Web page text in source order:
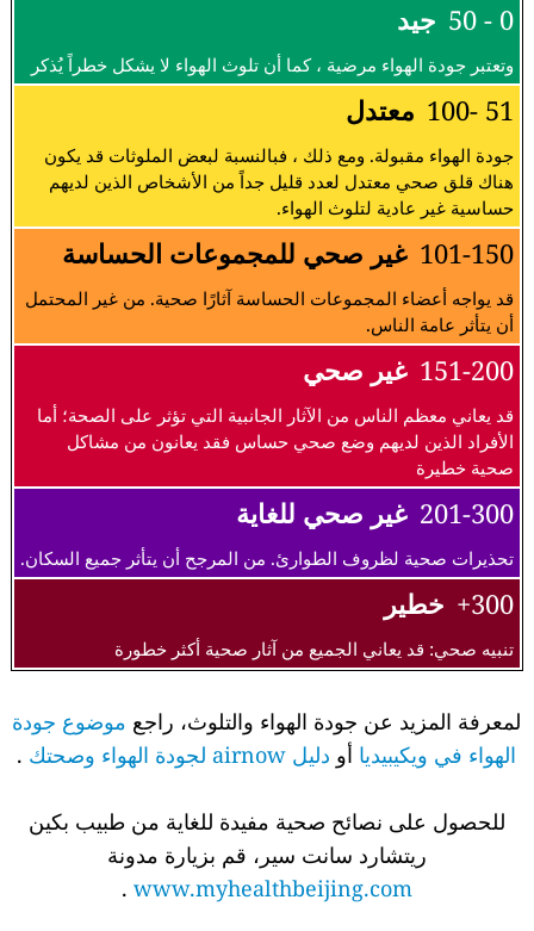
0 - 50 جيد
وتعتبر جودة الهواء مرضية ، كما أن تلوث الهواء لا يشكل خطراً يُذكر
51 -100 معتدل
جودة الهواء مقبولة. ومع ذلك ، فبالنسبة لبعض الملوثات قد يكون
هناك قلق صحي معتدل لعدد قليل جداً من الأشخاص الذين لديهم
حساسية غير عادية لتلوث الهواء.
101-150 غير صحي للمجموعات الحساسة
قد يواجه أعضاء المجموعات الحساسة آثارًا صحية. من غير المحتمل
أن يتأثر عامة الناس.
151-200 غير صحي
قد يعاني معظم الناس من الآثار الجانبية التي تؤثر على الصحة؛ أما
الأفراد الذين لديهم وضع صحي حساس فقد يعانون من مشاكل
صحية خطيرة
201-300 غير صحي للغاية
تحذيرات صحية لظروف الطوارئ. من المرجح أن يتأثر جميع السكان.
300+ خطير
تنبيه صحي: قد يعاني الجميع من آثار صحية أكثر خطورة
لمعرفة المزيد عن جودة الهواء والتلوث، راجع موضوع جودة
الهواء في ويكيبيدياأو دليل airnow لجودة الهواء وصحتك .
للحصول على نصائح صحية مفيدة للغاية من طبيب بكين
ريتشارد سانت سير، قم بزيارة مدونة
www.myhealthbeijing.com
.